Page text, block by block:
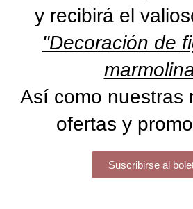
y recibirá el
"Decoración de
Así como nuestras
ofertas y
Suscribirse al